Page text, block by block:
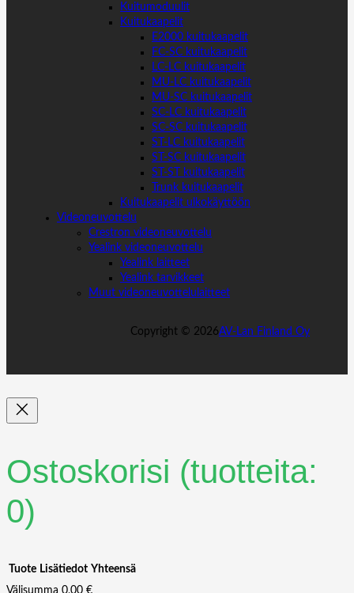
Kuitumoduulit
Kuitukaapelit
E2000 kuitukaapelit
FC-SC kuitukaapelit
LC-LC kuitukaapelit
MU-LC kuitukaapelit
MU-SC kuitukaapelit
SC-LC kuitukaapelit
SC-SC kuitukaapelit
ST-LC kuitukaapelit
ST-SC kuitukaapelit
ST-ST kuitukaapelit
Trunk kuitukaapelit
Kuitukaapelit ulkokäyttöön
Videoneuvottelu
Crestron videoneuvottelu
Yealink videoneuvottelu
Yealink laitteet
Yealink tarvikkeet
Muut videoneuvottelulaitteet
Copyright © 2026AV-Lan Finland Oy
Ostoskorisi (tuotteita:
0)
Tuote Lisätiedot Yhteensä